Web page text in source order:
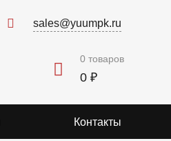
sales@yuumpk.ru
0 товаров
0 ₽
Контакты